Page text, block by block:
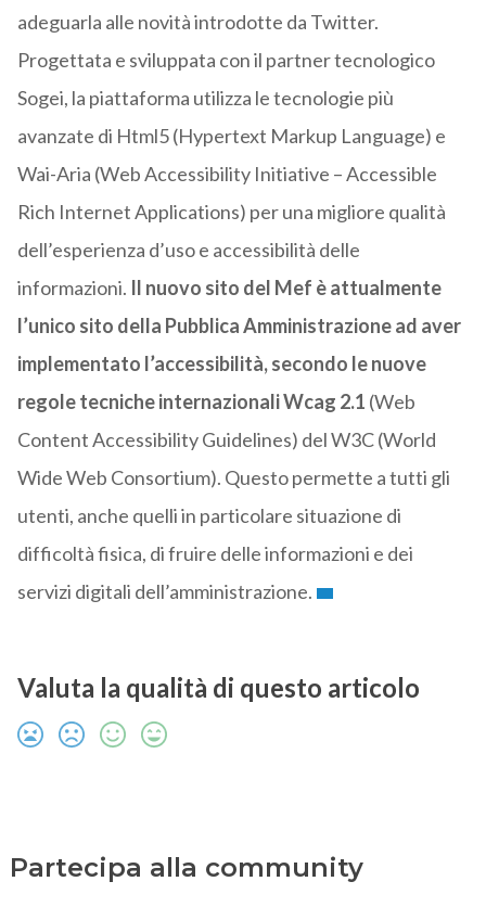
adeguarla alle novità introdotte da Twitter.
Progettata e sviluppata con il partner tecnologico
Sogei, la piattaforma utilizza le tecnologie più
avanzate di Html5 (Hypertext Markup Language) e
Wai-Aria (Web Accessibility Initiative – Accessible
Rich Internet Applications) per una migliore qualità
dell’esperienza d’uso e accessibilità delle
informazioni. Il nuovo sito del Mef è attualmente
l’unico sito della Pubblica Amministrazione ad aver
implementato l’accessibilità, secondo le nuove
regole tecniche internazionali Wcag 2.1 (Web
Content Accessibility Guidelines) del W3C (World
Wide Web Consortium). Questo permette a tutti gli
utenti, anche quelli in particolare situazione di
difficoltà fisica, di fruire delle informazioni e dei
servizi digitali dell’amministrazione.
Valuta la qualità di questo articolo
Partecipa alla community